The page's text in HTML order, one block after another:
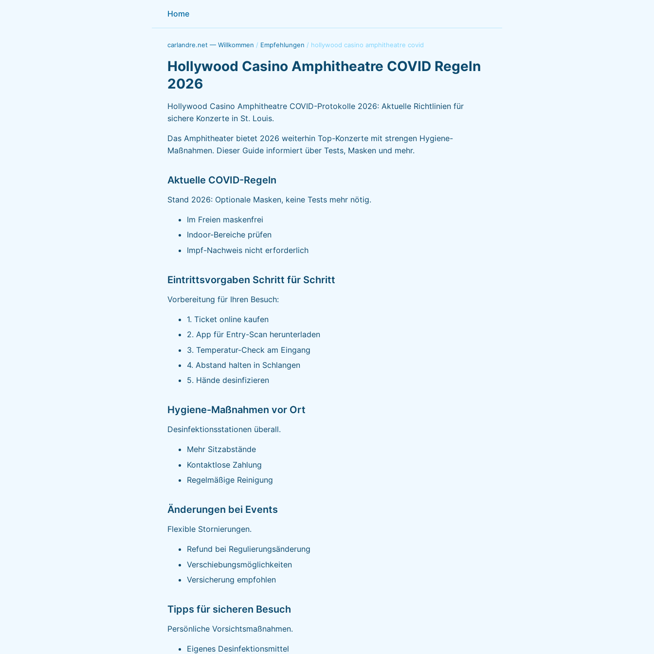
Home
carlandre.net — Willkommen / Empfehlungen / hollywood casino amphitheatre covid
Hollywood Casino Amphitheatre COVID Regeln
2026
Hollywood Casino Amphitheatre COVID-Protokolle 2026: Aktuelle Richtlinien für
sichere Konzerte in St. Louis.
Das Amphitheater bietet 2026 weiterhin Top-Konzerte mit strengen Hygiene-
Maßnahmen. Dieser Guide informiert über Tests, Masken und mehr.
Aktuelle COVID-Regeln
Stand 2026: Optionale Masken, keine Tests mehr nötig.
Im Freien maskenfrei
Indoor-Bereiche prüfen
Impf-Nachweis nicht erforderlich
Eintrittsvorgaben Schritt für Schritt
Vorbereitung für Ihren Besuch:
1. Ticket online kaufen
2. App für Entry-Scan herunterladen
3. Temperatur-Check am Eingang
4. Abstand halten in Schlangen
5. Hände desinfizieren
Hygiene-Maßnahmen vor Ort
Desinfektionsstationen überall.
Mehr Sitzabstände
Kontaktlose Zahlung
Regelmäßige Reinigung
Änderungen bei Events
Flexible Stornierungen.
Refund bei Regulierungsänderung
Verschiebungsmöglichkeiten
Versicherung empfohlen
Tipps für sicheren Besuch
Persönliche Vorsichtsmaßnahmen.
Eigenes Desinfektionsmittel